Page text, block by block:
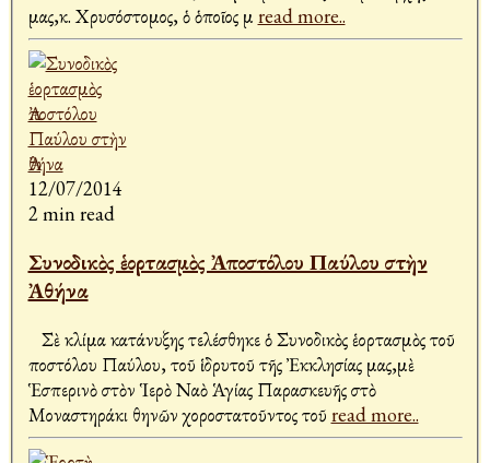
μας,κ. Χρυσόστομος, ὁ ὁποῖος μ read more..
12/07/2014
2 min read
Συνοδικὸς ἑορτασμὸς Ἀποστόλου Παύλου στὴν
Ἀθήνα
Σὲ κλίμα κατάνυξης τελέσθηκε ὁ Συνοδικὸς ἑορτασμὸς τοῦ
Ἀποστόλου Παύλου, τοῦ ἱδρυτοῦ τῆς Ἐκκλησίας μας,μὲ
Ἑσπερινὸ στὸν Ἱερὸ Ναὸ Ἁγίας Παρασκευῆς στὸ
Μοναστηράκι Ἀθηνῶν χοροστατοῦντος τοῦ read more..